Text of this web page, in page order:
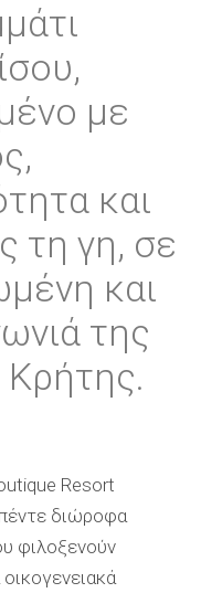
με
και
τη γη, σε
και
της
Κρήτης.
Resort
διώροφα
φιλοξενούν